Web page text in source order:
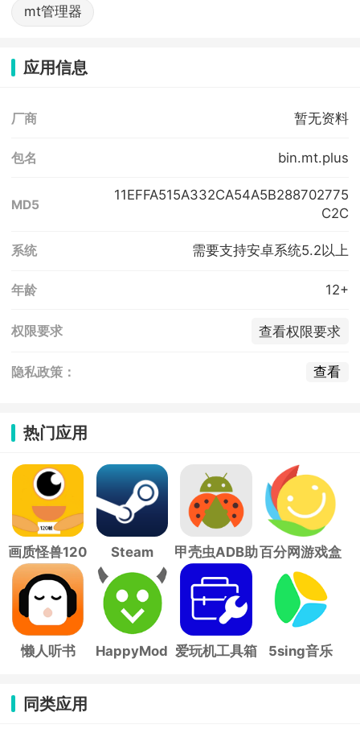
mt管理器
应用信息
厂商 暂无资料
包名 bin.mt.plus
MD5
11EFFA515A332CA54A5B288702775
C2C
系统 需要支持安卓系统5.2以上
年龄 12+
权限要求 查看权限要求
隐私政策： 查看
热门应用
画质怪兽120
帧
Steam
甲壳虫ADB助
手
百分网游戏盒
子
懒人听书 HappyMod 爱玩机工具箱 5sing音乐
同类应用